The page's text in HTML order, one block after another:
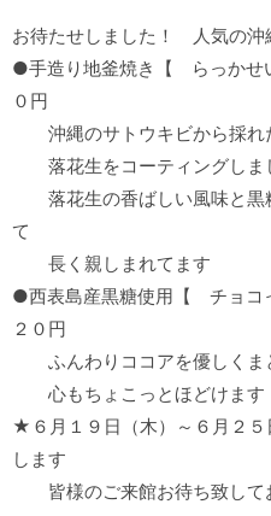
お待たせしました！　人気の沖
●手造り地釜焼き【　らっかせ
０円
沖縄のサトウキビから採れ
落花生をコーティングしま
落花生の香ばしい風味と黒
て
長く親しまれてます
●西表島産黒糖使用【　チョコ
２０円
ふんわりココアを優しくま
心もちょこっとほどけます
★６月１９日（木）～６月２
します